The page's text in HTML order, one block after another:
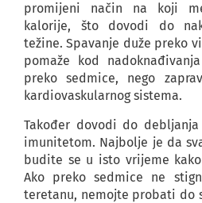
promijeni način na koji
kalorije, što dovodi do
težine. Spavanje duže preko
pomaže kod
preko sedmice, nego
kardiovaskularnog sistema.
Također dovodi do
imunitetom. Najbolje je da
budite se u isto vrijeme
Ako preko sedmice ne
teretanu, nemojte probati do